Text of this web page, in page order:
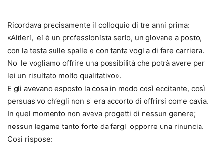
Ricordava precisamente il colloquio di tre anni prima:
«Altieri, lei è un professionista serio, un giovane a posto,
con la testa sulle spalle e con tanta voglia di fare carriera.
Noi le vogliamo offrire una possibilità che potrà avere per
lei un risultato molto qualitativo».
E gli avevano esposto la cosa in modo così eccitante, così
persuasivo ch’egli non si era accorto di offrirsi come cavia.
In quel momento non aveva progetti di nessun genere;
nessun legame tanto forte da fargli opporre una rinuncia.
Così rispose: